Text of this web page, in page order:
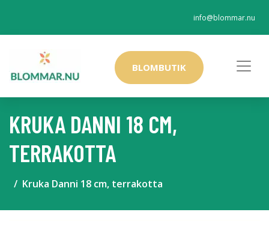
info@blommar.nu
BLOMBUTIK
KRUKA DANNI 18 CM,
TERRAKOTTA
Kruka Danni 18 cm, terrakotta